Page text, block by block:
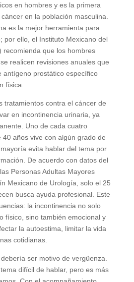
en hombres y es la primera
en la población masculina.
es la mejor herramienta para
por ello, el Instituto Mexicano del
recomienda que los hombres
realicen revisiones anuales que
antígeno prostático específico
física.
tratamientos contra el cáncer de
en incontinencia urinaria, ya
Uno de cada cuatro
40 años vive con algún grado de
evita hablar del tema por
De acuerdo con datos del
Personas Adultas Mayores
Mexicano de Urología, solo el 25
busca ayuda profesional. Este
la incontinencia no solo
físico, sino también emocional y
la autoestima, limitar la vida
cotidianas.
ser motivo de vergüenza.
difícil de hablar, pero es más